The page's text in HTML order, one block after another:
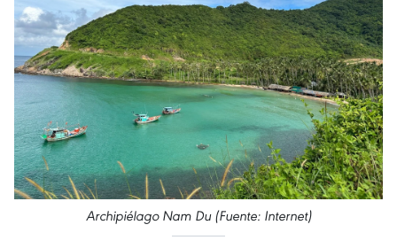
Archipiélago Nam Du (Fuente: Internet)